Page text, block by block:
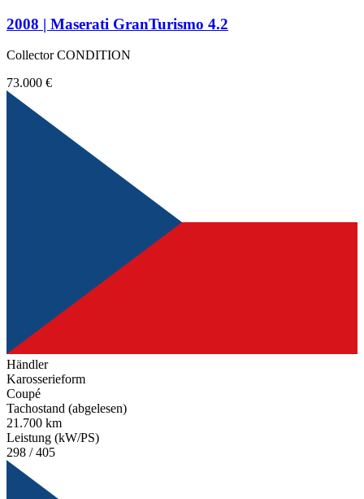
2008 | Maserati GranTurismo 4.2
Collector CONDITION
73.000 €
Händler
Karosserieform
Coupé
Tachostand (abgelesen)
21.700 km
Leistung (kW/PS)
298 / 405